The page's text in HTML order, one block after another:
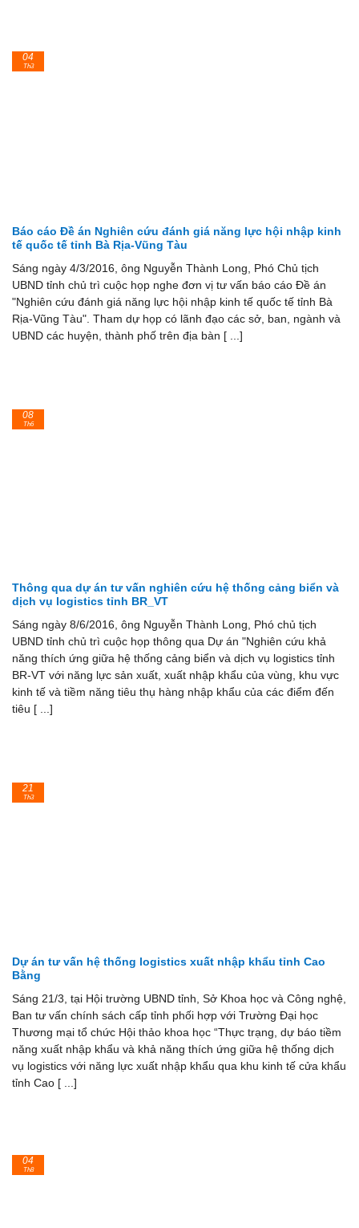
Báo cáo Đề án Nghiên cứu đánh giá năng lực hội nhập kinh
tế quốc tế tỉnh Bà Rịa-Vũng Tàu
Sáng ngày 4/3/2016, ông Nguyễn Thành Long, Phó Chủ tịch
UBND tỉnh chủ trì cuộc họp nghe đơn vị tư vấn báo cáo Đề án
"Nghiên cứu đánh giá năng lực hội nhập kinh tế quốc tế tỉnh Bà
Rịa-Vũng Tàu". Tham dự họp có lãnh đạo các sở, ban, ngành và
UBND các huyện, thành phố trên địa bàn [ ...]
04
Th3
Thông qua dự án tư vấn nghiên cứu hệ thống cảng biển và
dịch vụ logistics tỉnh BR_VT
Sáng ngày 8/6/2016, ông Nguyễn Thành Long, Phó chủ tịch
UBND tỉnh chủ trì cuộc họp thông qua Dự án "Nghiên cứu khả
năng thích ứng giữa hệ thống cảng biển và dịch vụ logistics tỉnh
BR-VT với năng lực sản xuất, xuất nhập khẩu của vùng, khu vực
kinh tế và tiềm năng tiêu thụ hàng nhập khẩu của các điểm đến
tiêu [ ...]
08
Th6
Dự án tư vấn hệ thống logistics xuất nhập khẩu tỉnh Cao
Bằng
Sáng 21/3, tại Hội trường UBND tỉnh, Sở Khoa học và Công nghệ,
Ban tư vấn chính sách cấp tỉnh phối hợp với Trường Đại học
Thương mại tổ chức Hội thảo khoa học “Thực trạng, dự báo tiềm
năng xuất nhập khẩu và khả năng thích ứng giữa hệ thống dịch
vụ logistics với năng lực xuất nhập khẩu qua khu kinh tế cửa khẩu
tỉnh Cao [ ...]
21
Th3
04
Th8